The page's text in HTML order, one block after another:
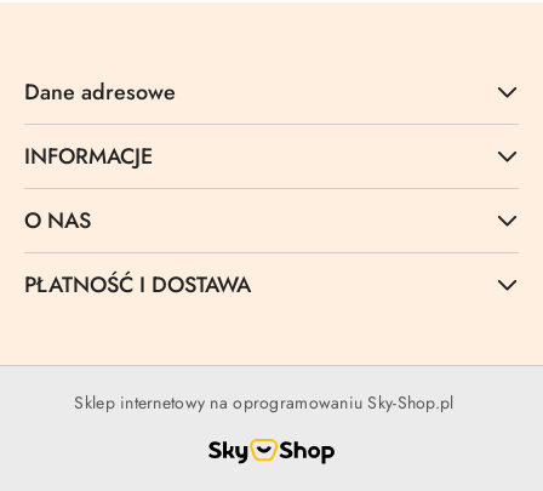
Dane adresowe
INFORMACJE
O NAS
PŁATNOŚĆ I DOSTAWA
Sklep internetowy na oprogramowaniu Sky-Shop.pl